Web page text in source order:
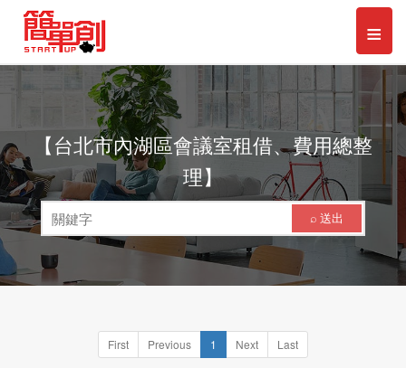
≡
【台北市內湖區會議室租借、費用總整
理】
⌕ 送出
First Previous 1 Next Last